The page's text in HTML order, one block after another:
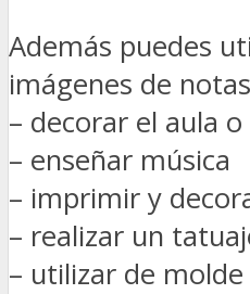
Además puedes
imágenes de
– decorar el aula
– enseñar música
– imprimir y
– realizar un
– utilizar de molde